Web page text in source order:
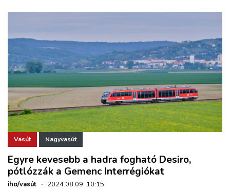
Vasút Nagyvasút
Egyre kevesebb a hadra fogható Desiro,
pótlózzák a Gemenc Interrégiókat
iho/vasút · 2024.08.09. 10:15